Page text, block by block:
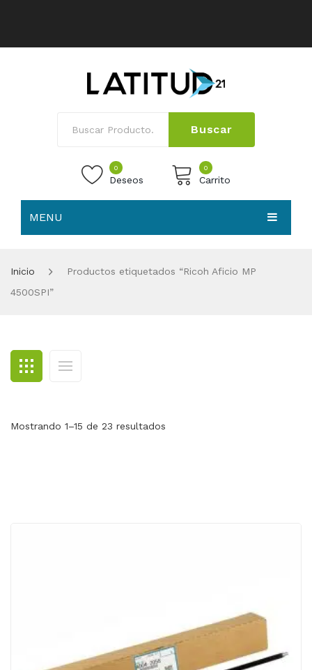
Buscar
0
Deseos
0
Carrito
MENU
CONTACTO
Inicio
Productos etiquetados “Ricoh Aficio MP
4500SPI”
Mostrando 1–15 de 23 resultados